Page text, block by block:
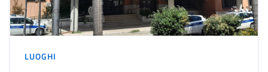
LUOGHI